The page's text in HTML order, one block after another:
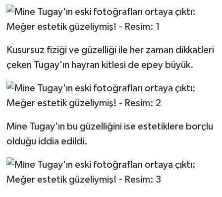
Kusursuz fiziği ve güzelliği ile her zaman dikkatleri
çeken Tugay'ın hayran kitlesi de epey büyük.
Mine Tugay'ın bu güzelliğini ise estetiklere borçlu
olduğu iddia edildi.
MEDYA
OTOMOTİV
YAŞAM
KÜLTÜR SANAT